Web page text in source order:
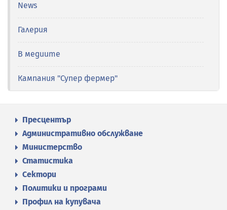
News
Галерия
В медиите
Кампания "Супер фермер"
Пресцентър
Административно обслужване
Министерство
Статистика
Сектори
Политики и програми
Профил на купувача